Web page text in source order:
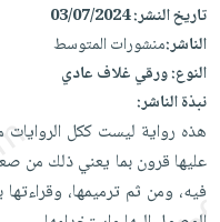
على
Android
تحميل
iKitab
على
Apple
على
Apple
جوائز
العناية
الشخصية
العناية
وتصفيف
الشعر
العناية
بالجسم
والسفرة
جديد
الكل
أواني
الطهي
أدوات
متجر
الهدايا
أقسام
تاريخ النشر:03/07/2024
الناشر:منشورات المتوسط
النوع:ورقي غلاف عادي
نبذة الناشر:
هذه رواية ليست ككل الروايات
عليها قرون بما يعني ذلك من
فيه، ومن ثم ترميمها،